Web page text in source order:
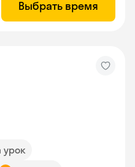
Выбрать время
урок